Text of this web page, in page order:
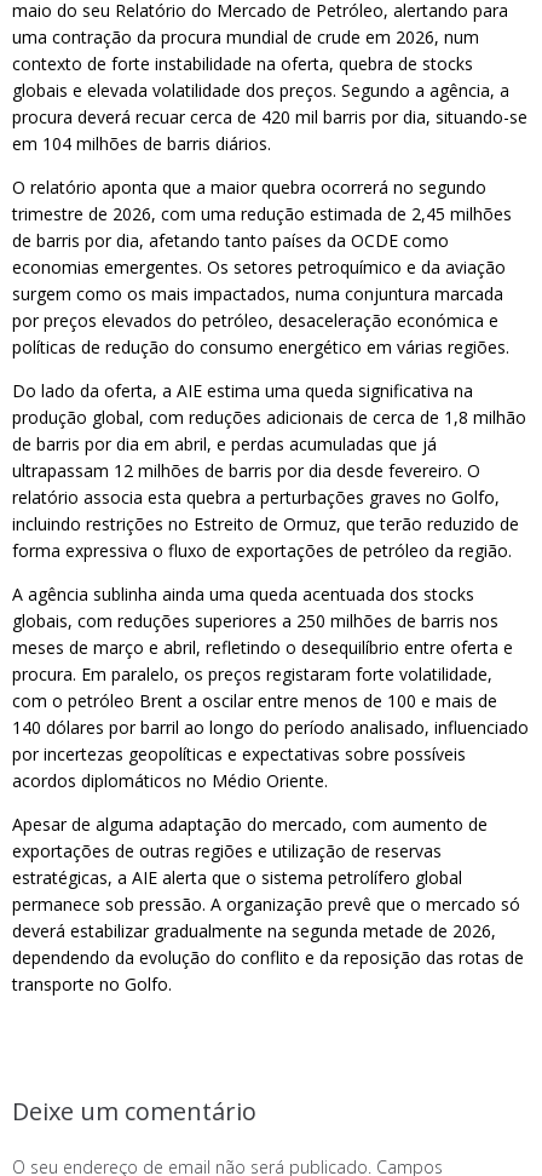
maio do seu Relatório do Mercado de Petróleo, alertando para
uma contração da procura mundial de crude em 2026, num
contexto de forte instabilidade na oferta, quebra de stocks
globais e elevada volatilidade dos preços. Segundo a agência, a
procura deverá recuar cerca de 420 mil barris por dia, situando-se
em 104 milhões de barris diários.
O relatório aponta que a maior quebra ocorrerá no segundo
trimestre de 2026, com uma redução estimada de 2,45 milhões
de barris por dia, afetando tanto países da OCDE como
economias emergentes. Os setores petroquímico e da aviação
surgem como os mais impactados, numa conjuntura marcada
por preços elevados do petróleo, desaceleração económica e
políticas de redução do consumo energético em várias regiões.
Do lado da oferta, a AIE estima uma queda significativa na
produção global, com reduções adicionais de cerca de 1,8 milhão
de barris por dia em abril, e perdas acumuladas que já
ultrapassam 12 milhões de barris por dia desde fevereiro. O
relatório associa esta quebra a perturbações graves no Golfo,
incluindo restrições no Estreito de Ormuz, que terão reduzido de
forma expressiva o fluxo de exportações de petróleo da região.
A agência sublinha ainda uma queda acentuada dos stocks
globais, com reduções superiores a 250 milhões de barris nos
meses de março e abril, refletindo o desequilíbrio entre oferta e
procura. Em paralelo, os preços registaram forte volatilidade,
com o petróleo Brent a oscilar entre menos de 100 e mais de
140 dólares por barril ao longo do período analisado, influenciado
por incertezas geopolíticas e expectativas sobre possíveis
acordos diplomáticos no Médio Oriente.
Apesar de alguma adaptação do mercado, com aumento de
exportações de outras regiões e utilização de reservas
estratégicas, a AIE alerta que o sistema petrolífero global
permanece sob pressão. A organização prevê que o mercado só
deverá estabilizar gradualmente na segunda metade de 2026,
dependendo da evolução do conflito e da reposição das rotas de
transporte no Golfo.
Deixe um comentário
O seu endereço de email não será publicado. Campos